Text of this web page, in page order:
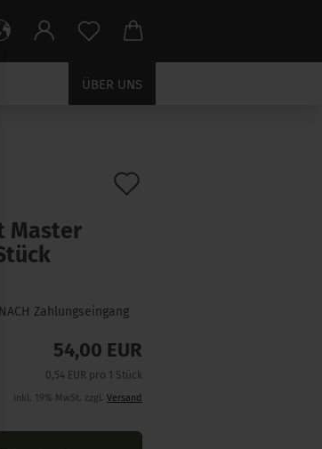
ÜBER UNS
Master
NACH Zahlungseingang
54,00 EUR
0,54 EUR pro 1 Stück
inkl. 19% MwSt. zzgl. Versand